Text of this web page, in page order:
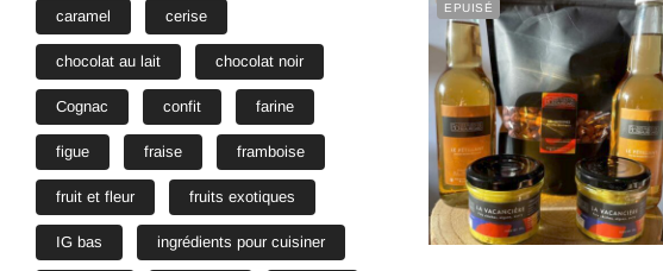
EPUISÉ
caramel cerise
chocolat au lait chocolat noir
Cognac confit farine
figue fraise framboise
fruit et fleur fruits exotiques
IG bas ingrédients pour cuisiner